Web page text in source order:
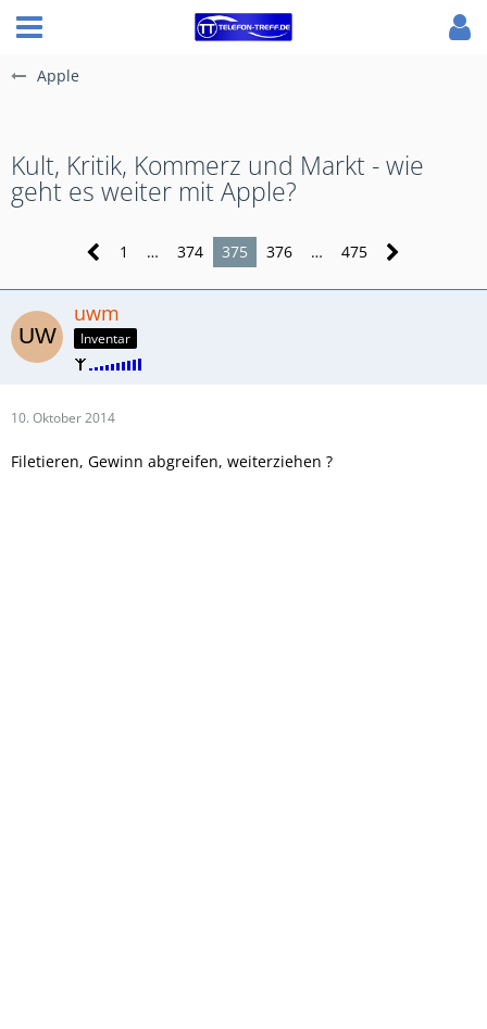
Apple
Kult, Kritik, Kommerz und Markt - wie
geht es weiter mit Apple?
1 … 374 375 376 … 475
uwm
Inventar
10. Oktober 2014
Filetieren, Gewinn abgreifen, weiterziehen ?